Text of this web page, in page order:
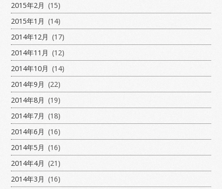
2015年2月 (15)
2015年1月 (14)
2014年12月 (17)
2014年11月 (12)
2014年10月 (14)
2014年9月 (22)
2014年8月 (19)
2014年7月 (18)
2014年6月 (16)
2014年5月 (16)
2014年4月 (21)
2014年3月 (16)